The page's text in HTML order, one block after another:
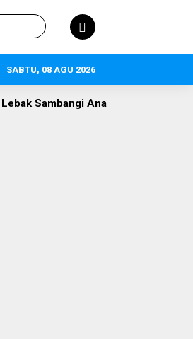
SABTU, 08 AGU 2026
Asuh di Desa Curugpanjang